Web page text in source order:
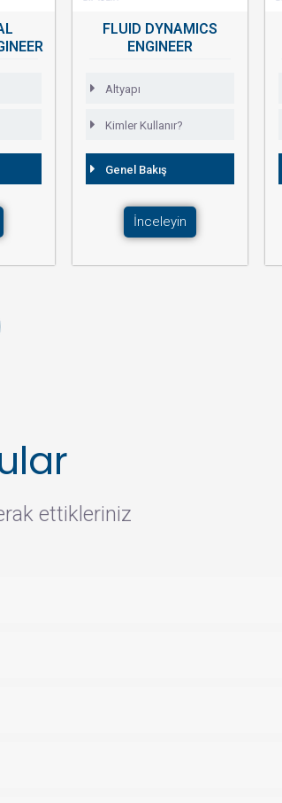
FLUID DYNAMICS
ENGINEER
Altyapı
Kimler Kullanır?
Genel Bakış
İnceleyin
ettikleriniz